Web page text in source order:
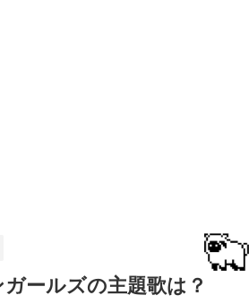
ールズの主題歌は？